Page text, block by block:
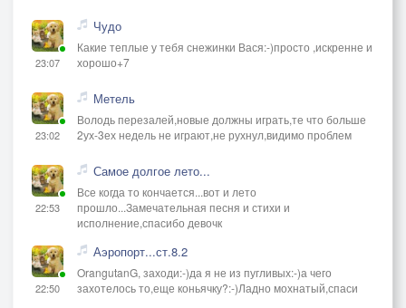
23:07
Чудо
Какие теплые у тебя снежинки Вася:-)просто ,искренне и
хорошо+7
23:02
Метель
Володь перезалей,новые должны играть,те что больше
2ух-3ех недель не играют,не рухнул,видимо проблем
22:53
Самое долгое лето...
Все когда то кончается...вот и лето
прошло...Замечательная песня и стихи и
исполнение,спасибо девочк
22:50
Аэропорт...ст.8.2
OrangutanG, заходи:-)да я не из пугливых:-)а чего
захотелось то,еще коньячку?:-)Ладно мохнатый,спаси